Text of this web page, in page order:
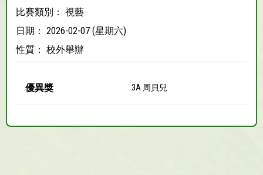
比賽類別： 視藝
日期： 2026-02-07 (星期六)
性質： 校外舉辦
優異獎 3A 周貝兒